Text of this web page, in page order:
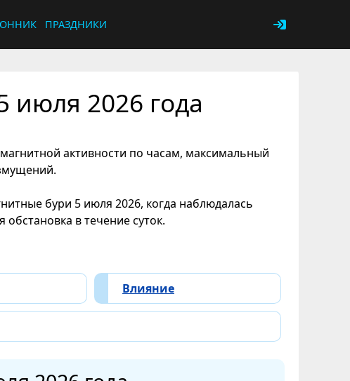
ПРАЗДНИКИ
июля 2026 года
активности по часам, максимальный
бури 5 июля 2026, когда наблюдалась
в течение суток.
Влияние